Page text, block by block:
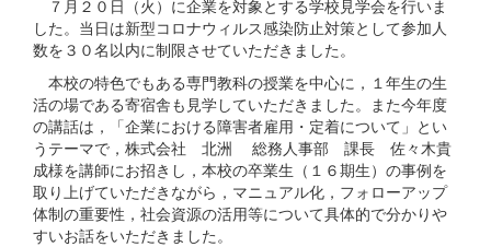
７月２０日（火）に企業を対象とする学校見学会を行いま
した。当日は新型コロナウィルス感染防止対策として参加人
数を３０名以内に制限させていただきました。
本校の特色でもある専門教科の授業を中心に，１年生の生
活の場である寄宿舎も見学していただきました。また今年度
の講話は，「企業における障害者雇用・定着について」とい
うテーマで，株式会社 北洲 総務人事部 課長 佐々木貴
成様を講師にお招きし，本校の卒業生（１６期生）の事例を
取り上げていただきながら，マニュアル化，フォローアップ
体制の重要性，社会資源の活用等について具体的で分かりや
すいお話をいただきました。